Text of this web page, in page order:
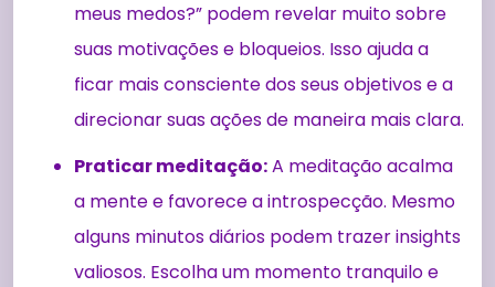
meus medos?” podem revelar muito sobre
suas motivações e bloqueios. Isso ajuda a
ficar mais consciente dos seus objetivos e a
direcionar suas ações de maneira mais clara.
Praticar meditação:A meditação acalma
a mente e favorece a introspecção. Mesmo
alguns minutos diários podem trazer insights
valiosos. Escolha um momento tranquilo e